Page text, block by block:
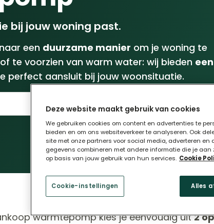
energie
bij jouw woning past.
een duurzame manier om je woning te
te voorzien van warm water: wij bieden een
perfect aansluit bij jouw woonsituatie.
Aan de slag
warmtepomp kies je eenvoudig uit2
Deze website maakt gebruik van cookies
We gebruiken cookies om content en advertenties te
bieden en om ons websiteverkeer te analyseren. Ook
site met onze partners voor social media, adverteren en
gegevens combineren met andere informatie die je aan
op basis van jouw gebruik van hun services. Cookie
Cookie-instellingen Alles